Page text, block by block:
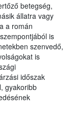
betegség,
állatra vagy
a román
is
szenvedő,
is
időszak
gyakoribb